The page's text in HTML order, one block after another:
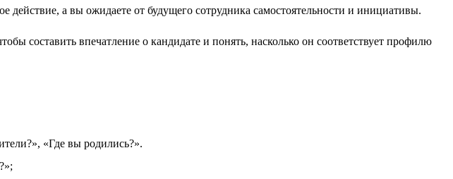
а вы ожидаете от будущего сотрудника самостоятельности и инициативы.
составить впечатление о кандидате и понять, насколько он соответствует профилю
«Где вы родились?».